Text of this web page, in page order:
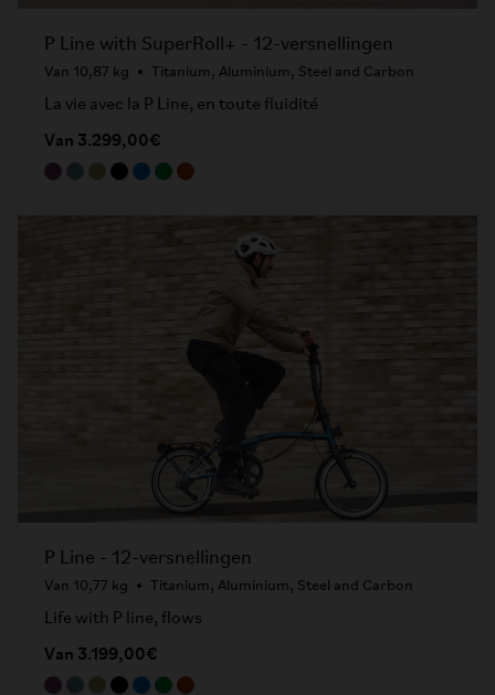
P Line with SuperRoll+ - 12-versnellingen
Van 10,87 kg Titanium, Aluminium, Steel and Carbon
La vie avec la P Line, en toute fluidité
Van 3.299,00€
P Line - 12-versnellingen
Van 10,77 kg Titanium, Aluminium, Steel and Carbon
Life with P line, flows
Van 3.199,00€